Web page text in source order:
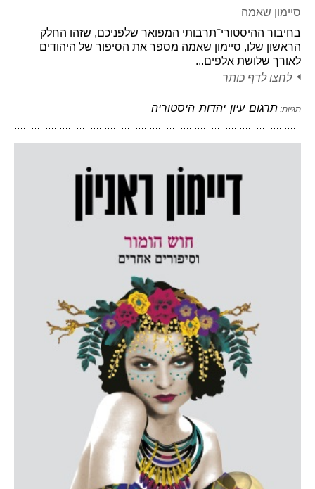
סיימון שאמה
בחיבור ההיסטורי־תרבותי המפואר שלפניכם, שזהו החלק
הראשון שלו, סיימון שאמה מספר את הסיפור של היהודים
לאורך שלושת אלפים...
לחצו לדף כותר
תגיות: תרגום עיון יהדות היסטוריה